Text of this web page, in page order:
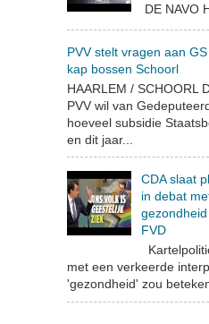
DE NAVO
PVV stelt vragen aan
kap bossen Schoorl
HAARLEM / SCHOORL
PVV wil van
hoeveel subsidie
en dit jaar...
CDA slaat
in debat
FVD
met een verkeerde
'gezondheid' zou